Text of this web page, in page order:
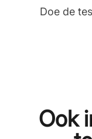
Doe de
Ook